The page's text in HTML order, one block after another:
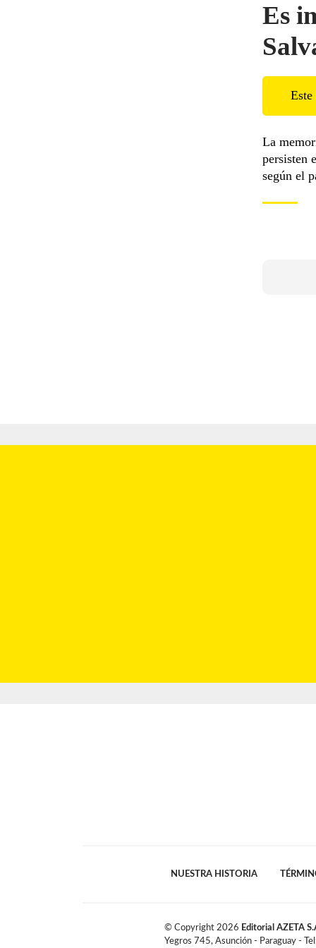
Es
La
persisten
según el
NUESTRA HISTORIA
© Copyright 2026 Editorial AZETA
Yegros 745, Asunción - Paraguay -